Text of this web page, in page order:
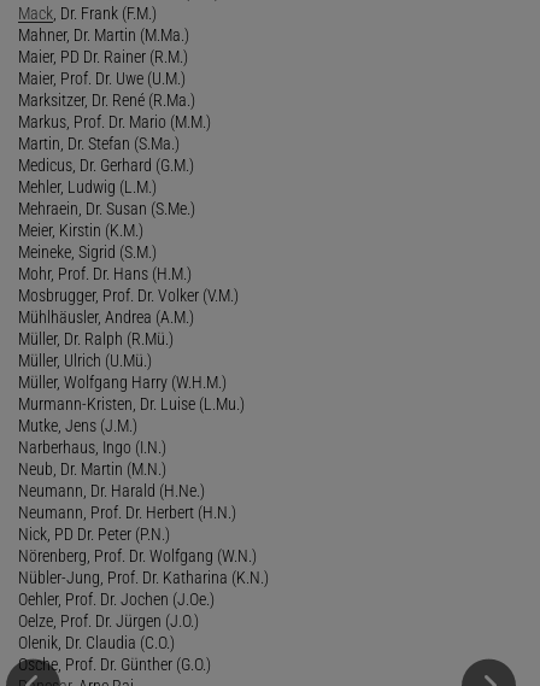
Mack , Dr. Frank (F.M.)
Mahner, Dr. Martin (M.Ma.)
Maier, PD Dr. Rainer (R.M.)
Maier, Prof. Dr. Uwe (U.M.)
Marksitzer, Dr. René (R.Ma.)
Markus, Prof. Dr. Mario (M.M.)
Martin, Dr. Stefan (S.Ma.)
Medicus, Dr. Gerhard (G.M.)
Mehler, Ludwig (L.M.)
Mehraein, Dr. Susan (S.Me.)
Meier, Kirstin (K.M.)
Meineke, Sigrid (S.M.)
Mohr, Prof. Dr. Hans (H.M.)
Mosbrugger, Prof. Dr. Volker (V.M.)
Mühlhäusler, Andrea (A.M.)
Müller, Dr. Ralph (R.Mü.)
Müller, Ulrich (U.Mü.)
Müller, Wolfgang Harry (W.H.M.)
Murmann-Kristen, Dr. Luise (L.Mu.)
Mutke, Jens (J.M.)
Narberhaus, Ingo (I.N.)
Neub, Dr. Martin (M.N.)
Neumann, Dr. Harald (H.Ne.)
Neumann, Prof. Dr. Herbert (H.N.)
Nick, PD Dr. Peter (P.N.)
Nörenberg, Prof. Dr. Wolfgang (W.N.)
Nübler-Jung, Prof. Dr. Katharina (K.N.)
Oehler, Prof. Dr. Jochen (J.Oe.)
Oelze, Prof. Dr. Jürgen (J.O.)
Olenik, Dr. Claudia (C.O.)
Osche, Prof. Dr. Günther (G.O.)